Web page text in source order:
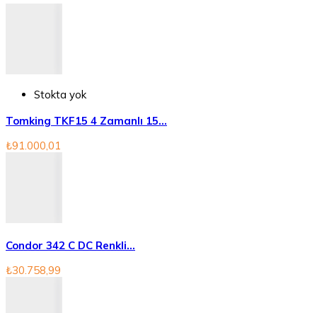
Stokta yok
Tomking TKF15 4 Zamanlı 15...
₺91.000,01
Condor 342 C DC Renkli...
₺30.758,99